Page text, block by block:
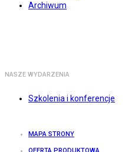
Archiwum
NASZE WYDARZENIA
Szkolenia i konferencje
MAPA STRONY